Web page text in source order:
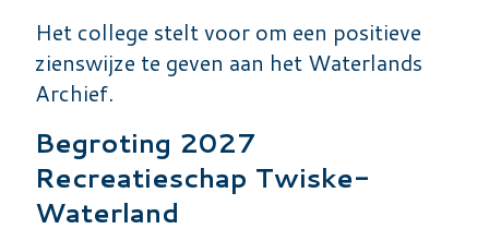
Het college stelt voor om een positieve
zienswijze te geven aan het Waterlands
Archief.
Begroting 2027
Recreatieschap Twiske-
Waterland